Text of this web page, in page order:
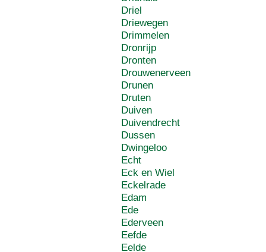
Driel
Driewegen
Drimmelen
Dronrijp
Dronten
Drouwenerveen
Drunen
Druten
Duiven
Duivendrecht
Dussen
Dwingeloo
Echt
Eck en Wiel
Eckelrade
Edam
Ede
Ederveen
Eefde
Eelde